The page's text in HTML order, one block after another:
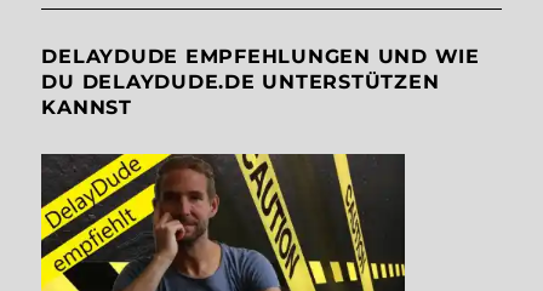
DELAYDUDE EMPFEHLUNGEN UND WIE
DU DELAYDUDE.DE UNTERSTÜTZEN
KANNST